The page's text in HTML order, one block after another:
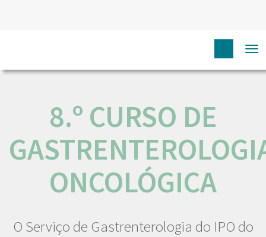
8.º CURSO DE
ONCOLÓGICA
O Serviço de Gastrenterologia do IPO do